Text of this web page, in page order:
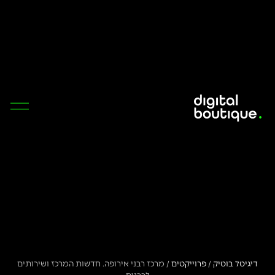
דיגיטל בוטיק / פרוייקטים / מרכז רבני אירופה. חדשות המרכז ושירותים